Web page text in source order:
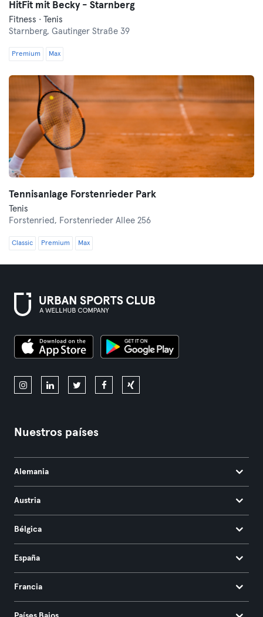
HitFit mit Becky - Starnberg
Fitness · Tenis
Starnberg, Gautinger Straße 39
Premium Max
Tennisanlage Forstenrieder Park
Tenis
Forstenried, Forstenrieder Allee 256
Classic Premium Max
Nuestros países
Alemania
Austria
Bélgica
España
Francia